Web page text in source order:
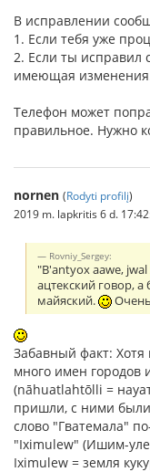
В исправлении
1. Если тебя уже
2. Если ты исправил
имеющая
Телефон может
правильное. Нужно
nornen (Rodyti profilį)
2019 m. lapkritis 6 d.
Rovniy_Sergey:
"B'antyox aawe,
ацтекский говор,
майяский.
Забавный факт: Хотя
много имен городов
(nāhuatlahtōlli =
пришли, с ними были
слово "Гватемала"
"Iximulew" (Ишим-
Iximulew = земля